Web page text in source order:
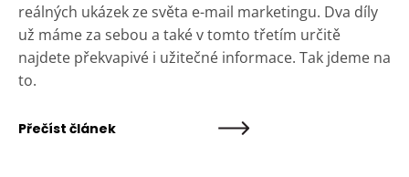
reálných ukázek ze světa e-mail marketingu. Dva díly
už máme za sebou a také v tomto třetím určitě
najdete překvapivé i užitečné informace. Tak jdeme na
to.
Přečíst článek